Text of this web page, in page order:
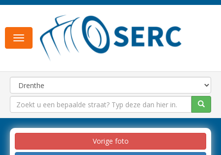
Toggle
navigation
Vorige foto